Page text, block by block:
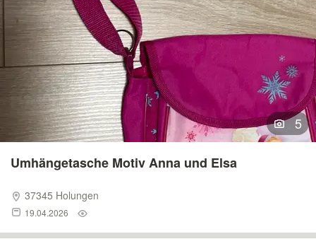
Anzeige aufgeben
5
Umhängetasche Motiv Anna und Elsa
37345 Holungen
19.04.2026